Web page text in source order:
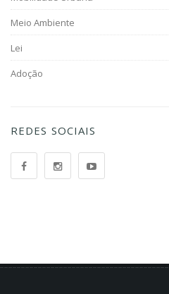
Meio Ambiente
Lei
Adoção
REDES SOCIAIS